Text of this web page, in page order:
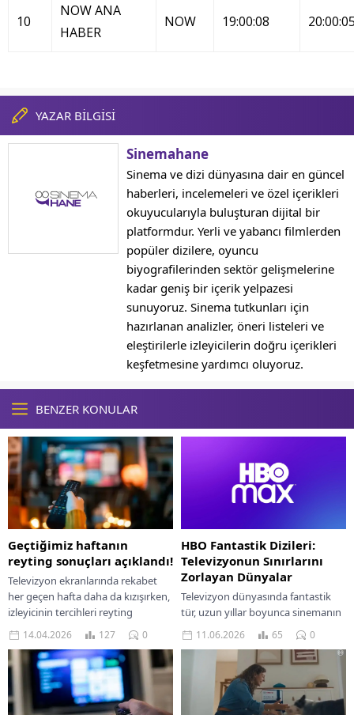
10
NOW ANA
HABER
NOW 19:00:08
YAZAR BİLGİSİ
Sinemahane
Sinema ve dizi dünyasına dair en güncel
haberleri, incelemeleri ve özel içerikleri
okuyucularıyla buluşturan dijital bir
platformdur. Yerli ve yabancı filmlerden
popüler dizilere, oyuncu
biyografilerinden sektör gelişmelerine
kadar geniş bir içerik yelpazesi
sunuyoruz. Sinema tutkunları için
hazırlanan analizler, öneri listeleri ve
eleştirilerle izleyicilerin doğru içerikleri
keşfetmesine yardımcı oluyoruz.
BENZER KONULAR
Geçtiğimiz haftanın
reyting sonuçları açıklandı!
Televizyon ekranlarında rekabet
her geçen hafta daha da kızışırken,
izleyicinin tercihleri reyting
listelerine yansımaya devam
ediyor. 6-12 Nisan 2026 tarihleri...
14.04.2026 127 0
HBO Fantastik Dizileri:
Televizyonun Sınırlarını
Zorlayan Dünyalar
Televizyon dünyasında fantastik
tür, uzun yıllar boyunca sinemanın
gölgesinde kalmış olsa da, özellikle
HBO’nun yaptığı yatırımlar ve
kaliteli yapımlar sayesinde...
11.06.2026 65 0